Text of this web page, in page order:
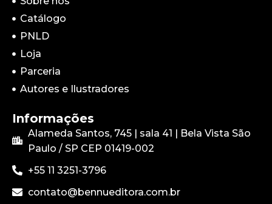
Catálogo
PNLD
Loja
Parceria
Autores e Ilustradores
Informações
Alameda Santos, 745 | sala 41 | Bela Vista São
Paulo / SP CEP 01419-002
+55 11 3251-3796
contato@bennueditora.com.br